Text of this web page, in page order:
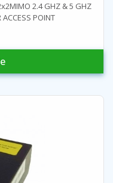
2.4 GHZ & 5 GHZ
POINT